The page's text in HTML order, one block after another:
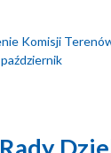
Komisji